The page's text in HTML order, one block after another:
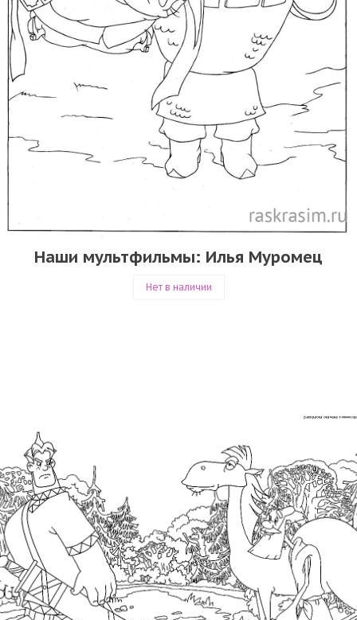
Наши мультфильмы: Илья Муромец
Нет в наличии